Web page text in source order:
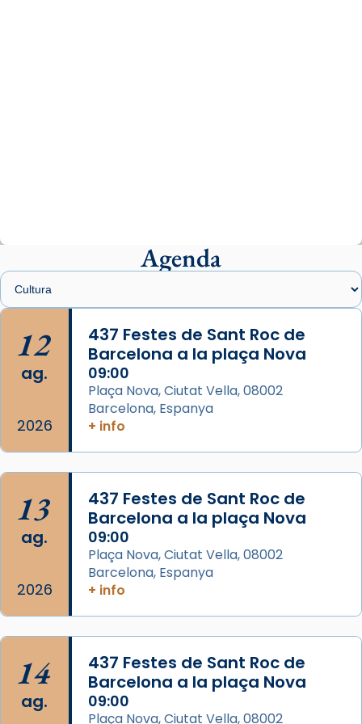
presidit aquest 27 de juliol la missa de Les
Santes de Mataró.
🔗
📸 J. Merino
Photo
View on Facebook · Share
Arquebisbat de Barcelona
2 weeks ago
Aquest dilluns, 27 de juliol, ha tingut lloc la
missa d’acció de gràcies en agraïment al
comitè organitzador de la visita apostòlica
del Sant Pare Lleó XIV a Barcelona, i als
col·laboradors, a la Catedral de Barcelona.
L’arquebisbe de Barcelona, el cardenal Joan
📸 Dr. G. Simón
Photo
Agenda
12
ag.
2026
437 Festes de Sant Roc de
Barcelona a la plaça Nova
09:00
Plaça Nova, Ciutat Vella, 08002
Barcelona, Espanya
+ info
13
ag.
2026
437 Festes de Sant Roc de
Barcelona a la plaça Nova
09:00
Plaça Nova, Ciutat Vella, 08002
Barcelona, Espanya
+ info
14
ag.
437 Festes de Sant Roc de
Barcelona a la plaça Nova
09:00
Plaça Nova, Ciutat Vella, 08002